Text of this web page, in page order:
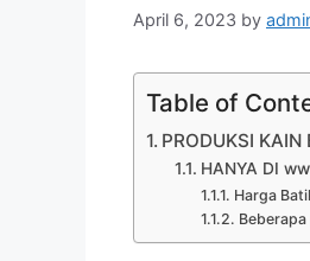
April 6, 2023 by
Table of
PRODUKSI KAIN
HANYA DI
Harga